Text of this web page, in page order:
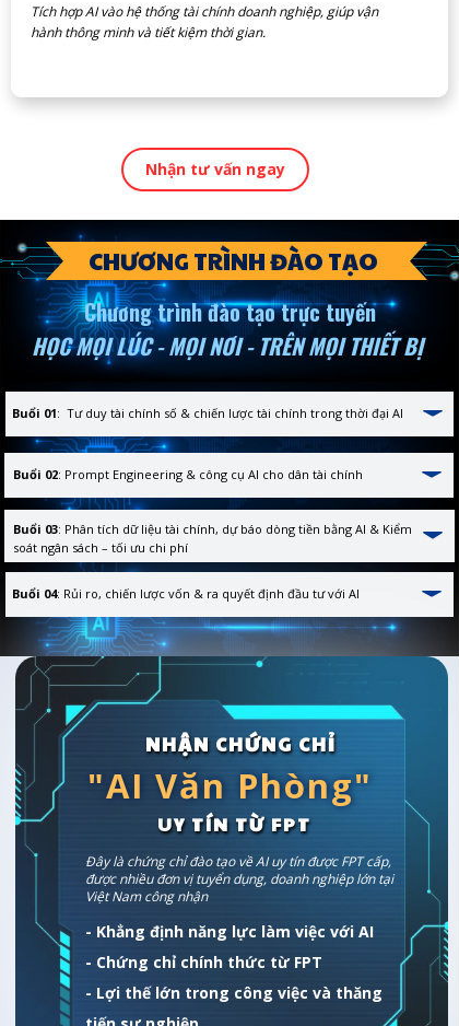
Nhận tư vấn ngay
Tích hợp AI vào hệ thống tài chính doanh nghiệp, giúp vận
hành thông minh và tiết kiệm thời gian.
CHƯƠNG TRÌNH ĐÀO TẠO
Chương trình đào tạo trực tuyến
HỌC MỌI LÚC - MỌI NƠI - TRÊN MỌI THIẾT BỊ
Buổi 01: Tư duy tài chính số & chiến lược tài chính trong thời đại AI
Buổi 02: Prompt Engineering & công cụ AI cho dân tài chính
Buổi 03: Phân tích dữ liệu tài chính, dự báo dòng tiền bằng AI & Kiểm
soát ngân sách – tối ưu chi phí
Buổi 04: Rủi ro, chiến lược vốn & ra quyết định đầu tư với AI
- Khẳng định năng lực làm việc với AI
- Chứng chỉ chính thức từ FPT
- Lợi thế lớn trong công việc và thăng
Đây là chứng chỉ đào tạo về AI uy tín được FPT cấp,
được nhiều đơn vị tuyển dụng, doanh nghiệp lớn tại
Việt Nam công nhận
NHẬN CHỨNG CHỈ
"AI Văn Phòng"
UY TÍN TỪ FPT